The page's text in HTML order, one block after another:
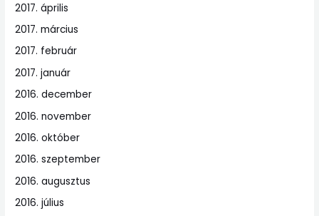
2017. április
2017. március
2017. február
2017. január
2016. december
2016. november
2016. október
2016. szeptember
2016. augusztus
2016. július